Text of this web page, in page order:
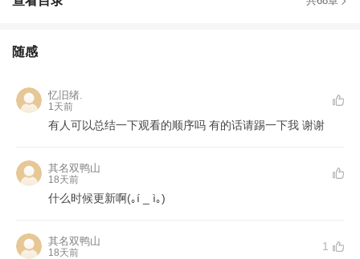
随感
忆旧绪.
1天前
有人可以总结一下观看的顺序吗 有的话请踢一下我 谢谢
其名双鸭山
18天前
什么时候更新啊(｡í _ ì｡)
其名双鸭山
18天前
1